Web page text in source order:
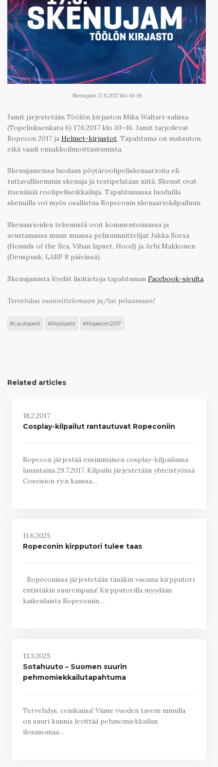
Skenujam 17.6.2017 klo 10-16
Jamit järjestetään Töölön kirjaston Mika Waltari-salissa
(Topeliuksenkatu 6) 17.6.2017 klo 10–16. Jamit tarjoilevat
Ropecon 2017 ja Helmet-kirjastot. Tapahtuma on maksuton,
eikä vaadi ennakkoilmoittautumista.
Skenujameissa luodaan pöytäroolipeliskenaarioita eli
tuttavallisemmin skenuja ja testipelataan niitä. Skenut ovat
itsenäisiä roolipeliseikkailuja. Tapahtumassa luoduilla
skenuilla voi myös osallistua Ropeconin skenaariokilpailuun.
Skenaarioiden tekemistä ovat kommentoimassa ja
avustamassa muun muassa pelisuunnittelijat Jukka Sorsa
(Hounds of the Sea, Vihan lapset, Hood) ja Arhi Makkonen
(Deuspunk, LARP 8 päivässä).
Skenujamista löydät lisätietoja tapahtuman Facebook-sivulta.
Tervetuloa suunnittelemaan ja/tai pelaamaan!
Lautapelit Roolipelit Ropecon2017
Related articles
18.2.2017
Cosplay-kilpailut rantautuvat Ropeconiin
Ropecon järjestää ensimmäisen cosplay-kilpailunsa
lauantaina 29.7.2017. Kilpailu järjestetään yhteistyössä
Cosvision ry:n kanssa…
11.6.2025
Ropeconin kirpputori tulee taas
Ropeconissa järjestetään tänäkin vuonna kirpputori
entistäkin suurempana! Kirpputorilla myydään
kaikenlaista Ropeconiin…
13.3.2025
Sotahuuto – Suomen suurin
pehmomiekkailutapahtuma
Tervehdys, conikansa! Viime vuoden tavoin minulla
on suuri kunnia levittää pehmomiekkailun
ilosanomaa…